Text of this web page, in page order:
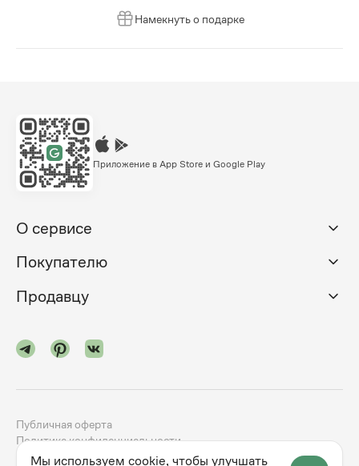
Намекнуть о подарке
Приложение в App Store и Google Play
О сервисе
Покупателю
Продавцу
Публичная оферта
Политика конфиденциальности
Мы используем cookie, чтобы улучшать